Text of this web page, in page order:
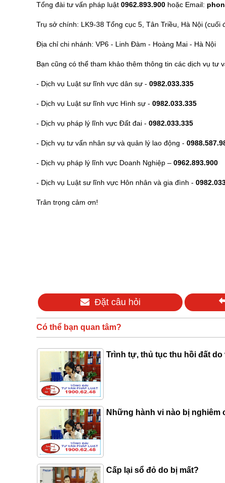
Tổng đài tư vấn pháp luật 0962.893.900 hoặc Email:
Trụ sở chính: LK9-38 Tổng cục 5, Tân Triều, Hà Nội (cuối
Địa chỉ chi nhánh: VP6 - Linh Đàm - Hoàng Mai - Hà Nội
Bạn cũng có thể tham khảo thêm thông tin các dịch vụ tư
- Dịch vụ Luật sư lĩnh vực dân sự - 0982.033.335
- Dịch vụ Luật sư lĩnh vực Hình sự - 0982.033.335
- Dịch vụ pháp lý lĩnh vực Đất đai - 0982.033.335
- Dịch vụ tư vấn nhân sự và quản lý lao động -
- Dịch vụ pháp lý lĩnh vực Doanh Nghiệp – 0962.893.900
- Dịch vụ Luật sư lĩnh vực Hôn nhân và gia đình -
Trân trọng cảm ơn!
Đặt câu hỏi
Có thể bạn quan tâm?
Trình tự, thủ tục thu hồi đất
Những hành vi nào bị nghiêm
Cấp lại sổ đỏ do bị mất?